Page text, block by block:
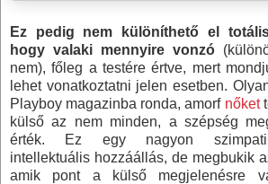
Ez pedig nem különíthető el
hogy valaki mennyire vonzó
nem), főleg a testére értve, mert
lehet vonatkoztatni jelen esetben.
Playboy magazinba ronda, amorf nőket
külső az nem minden, a szépség
érték. Ez egy nagyon
intellektuális hozzáállás, de megbukik
amik pont a külső megjelenésre